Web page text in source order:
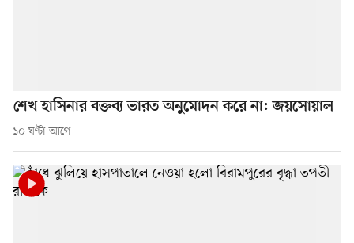
শেখ হাসিনার বক্তব্য ভারত অনুমোদন করে না: জয়সোয়াল
১০ ঘণ্টা আগে